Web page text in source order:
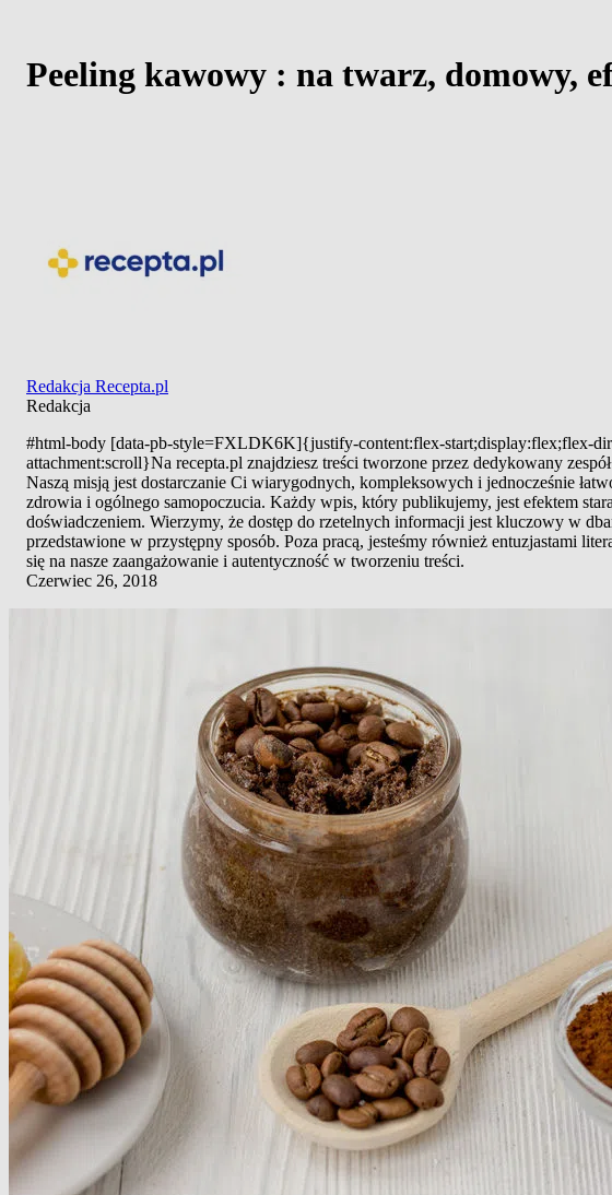
Peeling kawowy : na twarz, domowy,
Redakcja Recepta.pl
Redakcja
#html-body [data-pb-style=FXLDK6K]{justify-content:flex-start;display:flex;flex-
attachment:scroll}Na recepta.pl znajdziesz treści tworzone przez dedykowany
Naszą misją jest dostarczanie Ci wiarygodnych, kompleksowych i jednocześnie
zdrowia i ogólnego samopoczucia. Każdy wpis, który publikujemy, jest efektem
doświadczeniem. Wierzymy, że dostęp do rzetelnych informacji jest kluczowy w
przedstawione w przystępny sposób. Poza pracą, jesteśmy również entuzjastami
się na nasze zaangażowanie i autentyczność w tworzeniu treści.
Czerwiec 26, 2018